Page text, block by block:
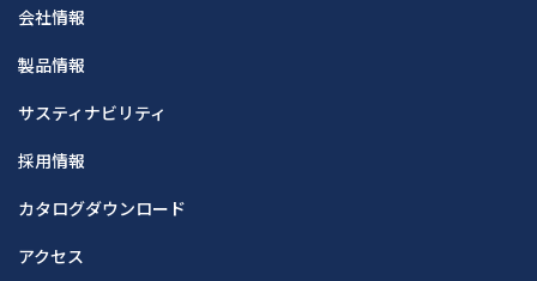
会社情報
製品情報
サスティナビリティ
採用情報
カタログダウンロード
アクセス